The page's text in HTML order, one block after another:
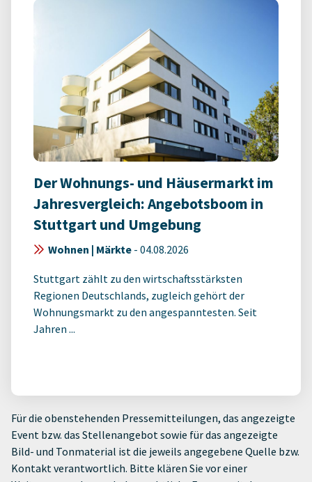
Der Wohnungs- und Häusermarkt im
Jahresvergleich: Angebotsboom in
Stuttgart und Umgebung
Wohnen | Märkte - 04.08.2026
Stuttgart zählt zu den wirtschaftsstärksten
Regionen Deutschlands, zugleich gehört der
Wohnungsmarkt zu den angespanntesten. Seit
Jahren ...
Für die obenstehenden Pressemitteilungen, das angezeigte
Event bzw. das Stellenangebot sowie für das angezeigte
Bild- und Tonmaterial ist die jeweils angegebene Quelle bzw.
Kontakt verantwortlich. Bitte klären Sie vor einer